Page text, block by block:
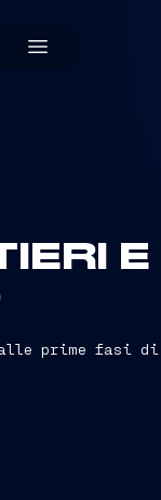
E
prime fasi di